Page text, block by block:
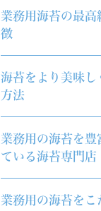
業務用海苔の最高
徴
海苔をより美味し
方法
業務用の海苔を豊
ている海苔専門店
業務用の海苔をこ